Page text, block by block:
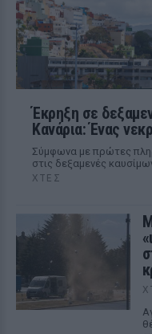
Έκρηξη σε
Κανάρια: Ένας
Σύμφωνα με πρώτες
στις δεξαμενές
ΧΤΕΣ